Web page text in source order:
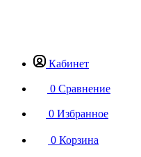
Кабинет
0 Сравнение
0 Избранное
0 Корзина